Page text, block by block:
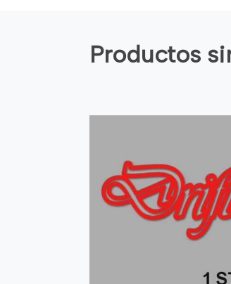
Productos